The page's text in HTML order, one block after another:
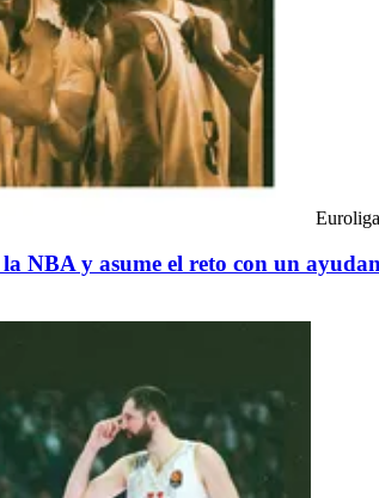
Euroliga
NBA y asume el reto con un